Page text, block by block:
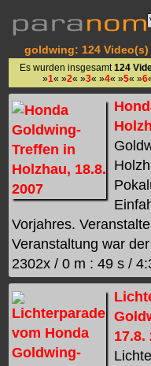
goldwing: 124
Es wurden insgesamt 124
»1« »2« »3« »4« »5« »6
Vorjahres.
Veranstaltung war
2302x / 0 m : 49 s /
17.8.